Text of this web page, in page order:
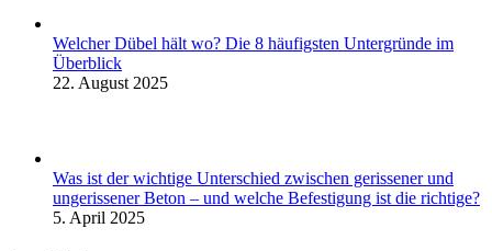
Welcher Dübel hält wo? Die 8 häufigsten Untergründe im
Überblick
22. August 2025
Was ist der wichtige Unterschied zwischen gerissener und
ungerissener Beton – und welche Befestigung ist die richtige?
5. April 2025